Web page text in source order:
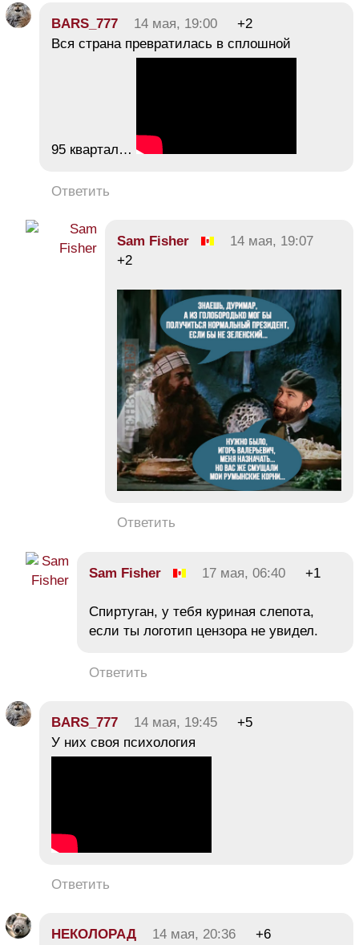
BARS_777 14 мая, 19:00
+2
Вся страна превратилась в сплошной
95 квартал…
Ответить
Sam Fisher
14 мая, 19:07
+2
Ответить
Sam Fisher 17 мая, 06:40 +1
Спиртуган, у тебя куриная слепота,
если ты логотип цензора не увидел.
Ответить
BARS_777 14 мая, 19:45
+5
У них своя психология
Ответить
НЕКОЛОРАД 14 мая, 20:36
+6